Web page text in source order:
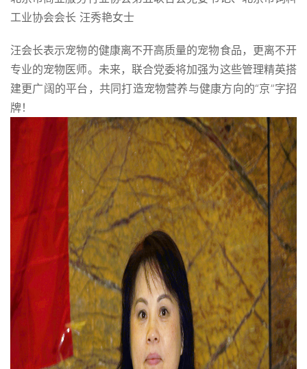
工业协会会长 汪秀艳女士
汪会长表示宠物的健康离不开高质量的宠物食品，更离不开
专业的宠物医师。未来，联合党委将加强为这些管理精英搭
建更广阔的平台，共同打造宠物营养与健康方向的“京”字招
牌！